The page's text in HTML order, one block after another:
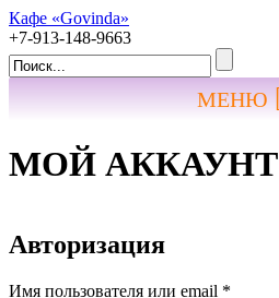
Кафе «Govinda»
+7-913-148-9663
МЕНЮ
МОЙ АККАУНТ
Авторизация
Имя пользователя или email *